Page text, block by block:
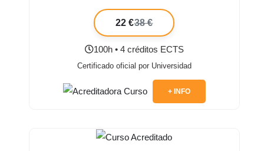
22 €38 €
100h • 4 créditos ECTS
Certificado oficial por Universidad
+ INFO